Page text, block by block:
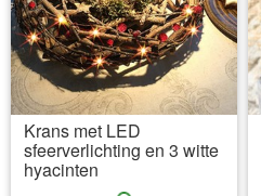
Krans met LED
sfeerverlichting en 3 witte
hyacinten